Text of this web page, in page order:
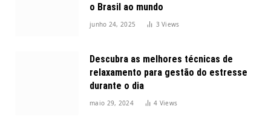
o Brasil ao mundo
junho 24, 2025 3Views
Descubra as melhores técnicas de
relaxamento para gestão do estresse
durante o dia
maio 29, 2024 4 Views